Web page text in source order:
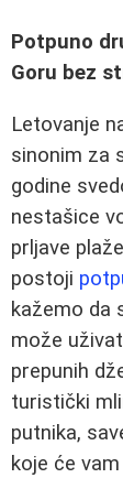
Potpuno
Goru bez
Letovanje
sinonim za
godine
nestašice
prljave
postoji
kažemo da
može
prepunih
turistički
putnika,
koje će